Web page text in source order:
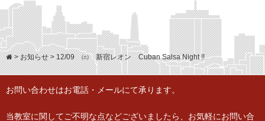
>お知らせ>12/09 ㈯ 新宿レオン Cuban Salsa Night !!
お問い合わせはお電話・メールにて承ります。
当教室に関してご不明な点などございましたら、お気軽にお問い合